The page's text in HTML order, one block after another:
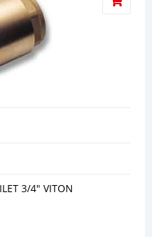
3/4" VITON